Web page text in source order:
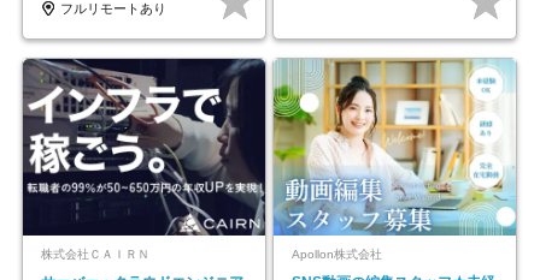
フルリモートあり
株式会社ＣＡＩＲＮ Apollon株式会社